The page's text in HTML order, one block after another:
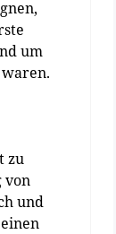
um
zu
von
und